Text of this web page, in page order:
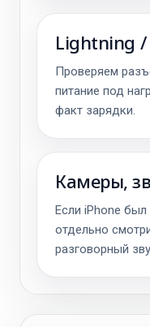
Lightning /
Проверяем
питание под
факт зарядки.
Камеры,
Если iPhone
отдельно
разговорный